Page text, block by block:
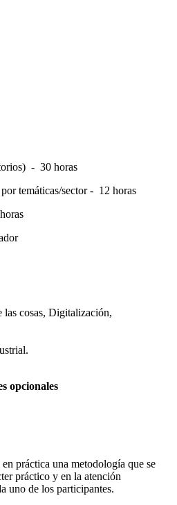
- 30 horas
temáticas/sector - 12 horas
cosas, Digitalización,
opcionales
práctica una metodología que se
práctico y en la atención
uno de los participantes.